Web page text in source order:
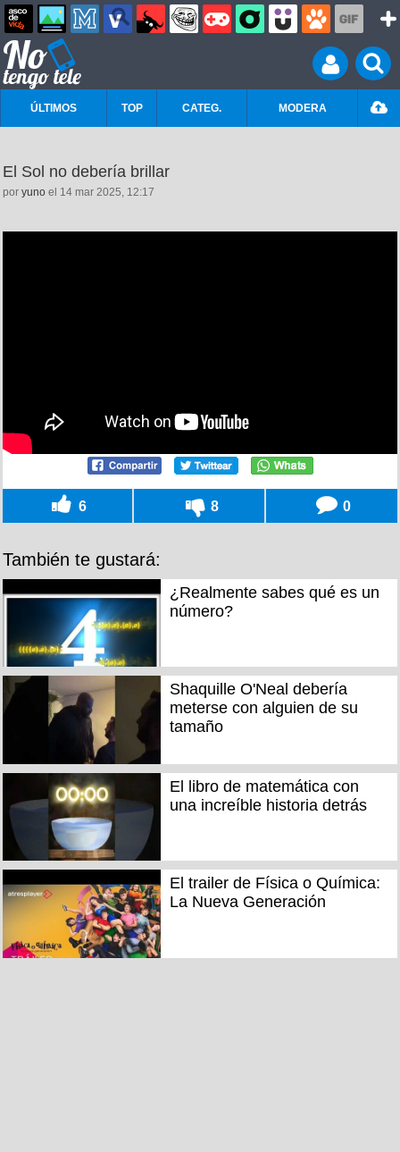
ÚLTIMOS TOP CATEG. MODERA
El Sol no debería brillar
por yuno el 14 mar 2025, 12:17
6 8 0
También te gustará:
¿Realmente sabes qué es un
número?
Shaquille O'Neal debería
meterse con alguien de su
tamaño
El libro de matemática con
una increíble historia detrás
El trailer de Física o Química:
La Nueva Generación